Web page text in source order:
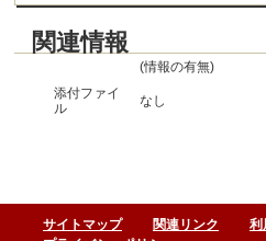
関連情報
(情報の有無)
添付ファイ
ル
なし
サイトマップ 関連リンク
利